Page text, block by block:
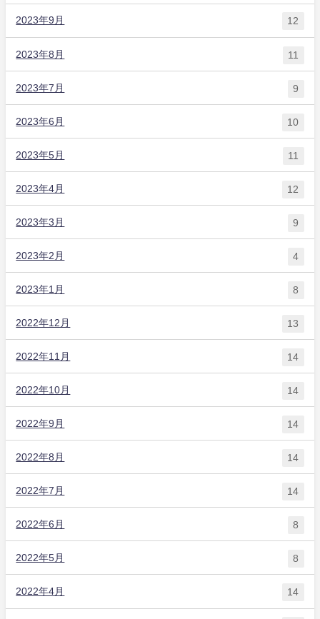
2023年9月 12
2023年8月 11
2023年7月 9
2023年6月 10
2023年5月 11
2023年4月 12
2023年3月 9
2023年2月 4
2023年1月 8
2022年12月 13
2022年11月 14
2022年10月 14
2022年9月 14
2022年8月 14
2022年7月 14
2022年6月 8
2022年5月 8
2022年4月 14